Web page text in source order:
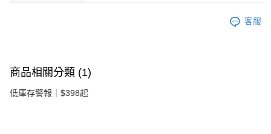
客服
商品相關分類 (1)
低庫存警報｜$398起